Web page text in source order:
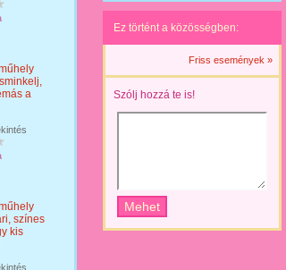
a
színes
kis
Ez történt a közösségben:
Friss események »
Szólj hozzá te is!